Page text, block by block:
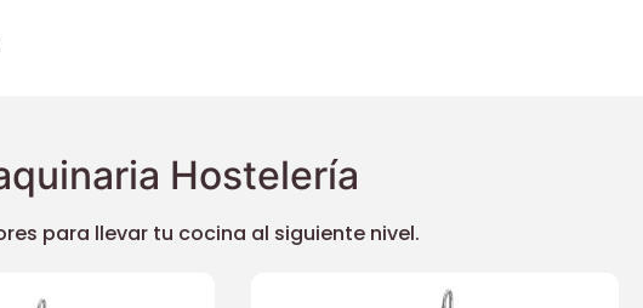
Hostelería
para llevar tu cocina al siguiente nivel.